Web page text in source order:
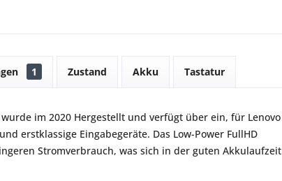
1 Zustand Akku Tastatur
wurde im 2020 Hergestellt und verfügt über ein, für Lenovo
erstklassige Eingabegeräte. Das Low-Power FullHD
Stromverbrauch, was sich in der guten Akkulaufzeit